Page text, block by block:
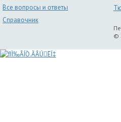
Все вопросы и ответы
Справочник
©